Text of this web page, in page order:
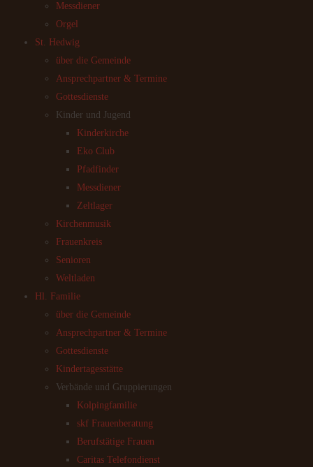
Messdiener
Orgel
St. Hedwig
über die Gemeinde
Ansprechpartner & Termine
Gottesdienste
Kinder und Jugend
Kinderkirche
Eko Club
Pfadfinder
Messdiener
Zeltlager
Kirchenmusik
Frauenkreis
Senioren
Weltladen
Hl. Familie
über die Gemeinde
Ansprechpartner & Termine
Gottesdienste
Kindertagesstätte
Verbände und Gruppierungen
Kolpingfamilie
skf Frauenberatung
Berufstätige Frauen
Caritas Telefondienst